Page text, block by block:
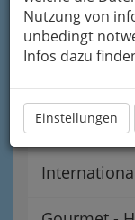
Nutzung von
unbedingt
Infos dazu
Einstellungen